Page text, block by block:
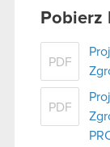
Pobierz
PDF
PDF